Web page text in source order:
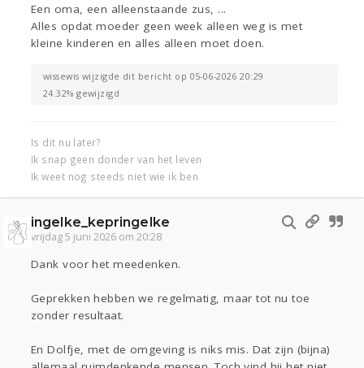
Een oma, een alleenstaande zus, ...
Alles opdat moeder geen week alleen weg is met
kleine kinderen en alles alleen moet doen.
wissewis wijzigde dit bericht op 05-06-2026 20:29
24.32% gewijzigd
Is dit nu later?
Ik snap geen donder van het leven
Ik weet nog steeds niet wie ik ben
ingelke_kepringelke
vrijdag 5 juni 2026 om 20:28
Dank voor het meedenken.
Geprekken hebben we regelmatig, maar tot nu toe
zonder resultaat.
En Dolfje, met de omgeving is niks mis. Dat zijn (bijna)